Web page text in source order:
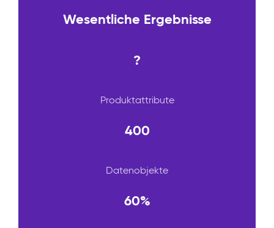
Wesentliche Ergebnisse
?
Produktattribute
400
Datenobjekte
60%